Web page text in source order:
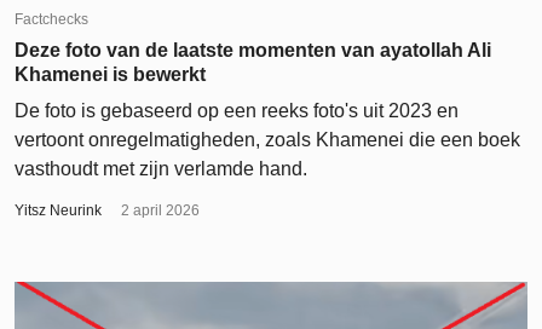
Factchecks
Deze foto van de laatste momenten van ayatollah Ali
Khamenei is bewerkt
De foto is gebaseerd op een reeks foto's uit 2023 en
vertoont onregelmatigheden, zoals Khamenei die een boek
vasthoudt met zijn verlamde hand.
Yitsz Neurink 2 april 2026